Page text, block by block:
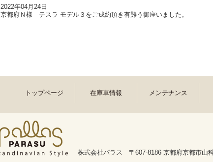
2022年04月24日
京都府Ｎ様 テスラ モデル３をご成約頂き有難う御座いました。
トップページ 在庫車情報 メンテナンス
株式会社パラス 〒607-8186 京都府京都市山